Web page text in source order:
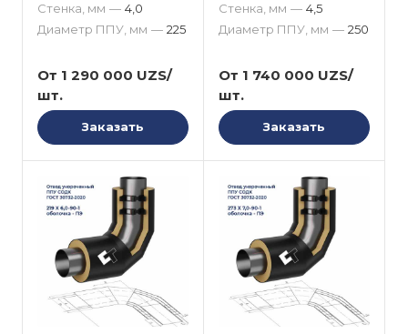
Стенка, мм — 4,0
Диаметр ППУ, мм — 225
От 1 290 000 UZS/
шт.
Заказать
Стенка, мм — 4,5
Диаметр ППУ, мм — 250
От 1 740 000 UZS/
шт.
Заказать